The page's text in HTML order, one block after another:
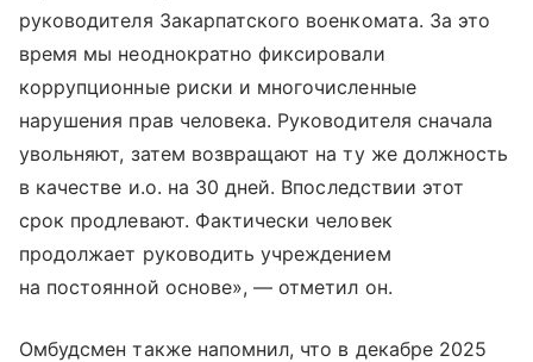
руководителя Закарпатского военкомата. За это
время мы неоднократно фиксировали
коррупционные риски и многочисленные
нарушения прав человека. Руководителя сначала
увольняют, затем возвращают на ту же должность
в качестве и.о. на 30 дней. Впоследствии этот
срок продлевают. Фактически человек
продолжает руководить учреждением
на постоянной основе», — отметил он.
Омбудсмен также напомнил, что в декабре 2025